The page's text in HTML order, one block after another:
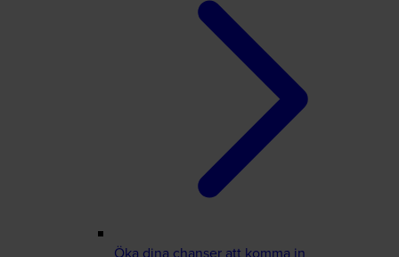
Öka dina chanser att komma in